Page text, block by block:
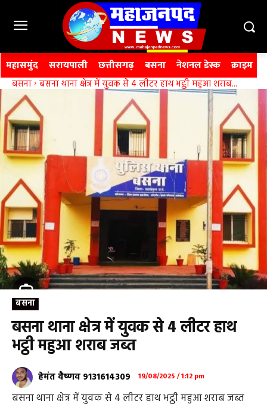
महासमुंद सरायपाली छत्तीसगढ़ बसना नेशनल डेस्क क्राइम
बसना बसना थाना क्षेत्र में युवक से 4 लीटर हाथ भट्ठी महुआ शराब...
बसना
बसना थाना क्षेत्र में युवक से 4 लीटर हाथ
भट्ठी महुआ शराब जब्त
हेमंत वैष्णव 9131614309 19/08/2025 / 1:12 pm
बसना थाना क्षेत्र में युवक से 4 लीटर हाथ भट्ठी महुआ शराब जब्त